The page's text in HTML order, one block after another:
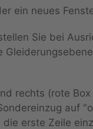
ein neues
Sie bei
rechts (rote
auf
erste Zeile